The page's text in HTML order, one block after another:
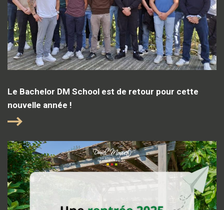
Le Bachelor DM School est de retour pour cette
nouvelle année !